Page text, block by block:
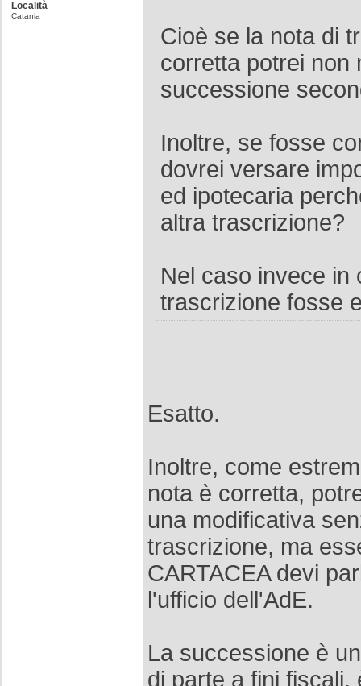
Località
Catania
Cioè se la nota di
corretta potrei non
successione
Inoltre, se fosse
dovrei versare
ed ipotecaria
altra trascrizione?
Nel caso invece in
trascrizione fosse
Esatto.
Inoltre, come
nota è corretta,
una modificativa
trascrizione, ma
CARTACEA devi
l'ufficio dell'AdE.
La successione è
di parte a fini fiscali,